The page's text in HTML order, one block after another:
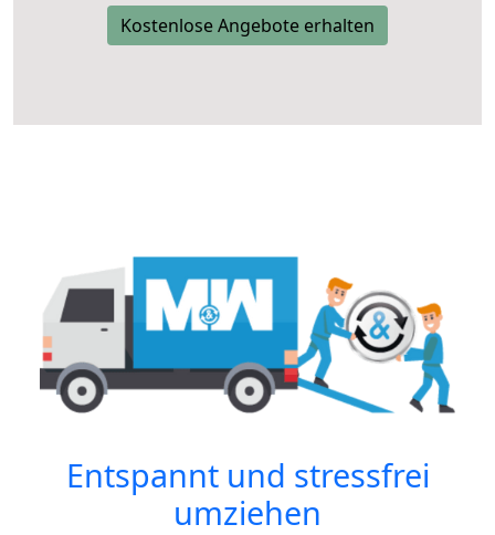
Kostenlose Angebote erhalten
Entspannt und stressfrei
umziehen